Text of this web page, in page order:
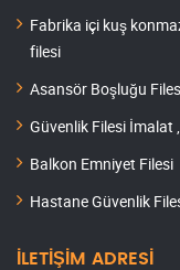
Fabrika içi kuş
filesi
Asansör Boşluğu
Güvenlik Filesi İmalat
Balkon Emniyet Filesi
Hastane Güvenlik
İLETİŞİM ADRESİ